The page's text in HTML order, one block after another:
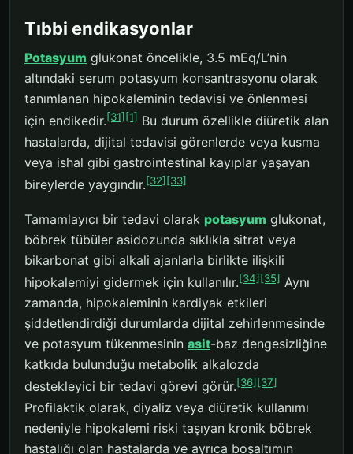
Tıbbi endikasyonlar
Potasyum glukonat öncelikle, 3.5 mEq/L’nin
altındaki serum potasyum konsantrasyonu olarak
tanımlanan hipokaleminin tedavisi ve önlenmesi
için endikedir.[31] [1] Bu durum özellikle diüretik alan
hastalarda, dijital tedavisi görenlerde veya kusma
veya ishal gibi gastrointestinal kayıplar yaşayan
bireylerde yaygındır.[32][33]
Tamamlayıcı bir tedavi olarak potasyum glukonat,
böbrek tübüler asidozunda sıklıkla sitrat veya
bikarbonat gibi alkali ajanlarla birlikte ilişkili
hipokalemiyi gidermek için kullanılır.[34] [35] Aynı
zamanda, hipokaleminin kardiyak etkileri
şiddetlendirdiği durumlarda dijital zehirlenmesinde
ve potasyum tükenmesinin asit-baz dengesizliğine
katkıda bulunduğu metabolik alkalozda
destekleyici bir tedavi görevi görür.[36] [37]
Profilaktik olarak, diyaliz veya diüretik kullanımı
nedeniyle hipokalemi riski taşıyan kronik böbrek
hastalığı olan hastalarda ve ayrıca boşaltımın